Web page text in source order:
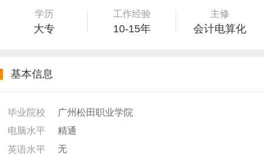
学历
大专
工作经验
10-15年
主修
会计电算化
基本信息
毕业院校
广州松田职业学院
电脑水平
精通
英语水平
无